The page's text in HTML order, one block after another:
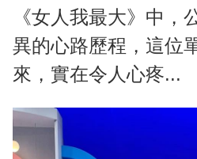
《女人我最大》中，
異的心路歷程，這位
來，實在令人心疼...